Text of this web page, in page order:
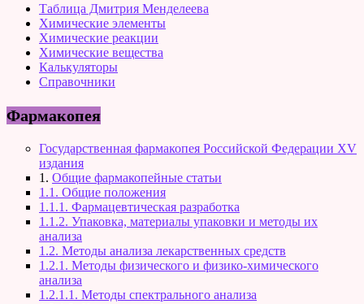
Таблица Дмитрия Менделеева
Химические элементы
Химические реакции
Химические вещества
Калькуляторы
Справочники
Фармакопея
Государственная фармакопея Российской Федерации XV
издания
1. Общие фармакопейные статьи
1.1. Общие положения
1.1.1. Фармацевтическая разработка
1.1.2. Упаковка, материалы упаковки и методы их
анализа
1.2. Методы анализа лекарственных средств
1.2.1. Методы физического и физико-химического
анализа
1.2.1.1. Методы спектрального анализа